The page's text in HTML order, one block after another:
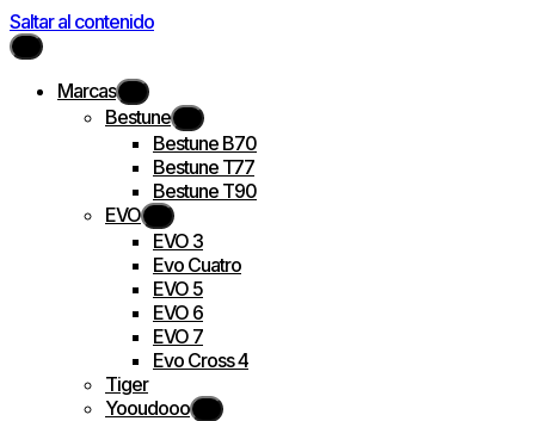
Saltar al contenido
Marcas
Bestune
Bestune B70
Bestune T77
Bestune T90
EVO
EVO 3
Evo Cuatro
EVO 5
EVO 6
EVO 7
Evo Cross 4
Tiger
Yooudooo